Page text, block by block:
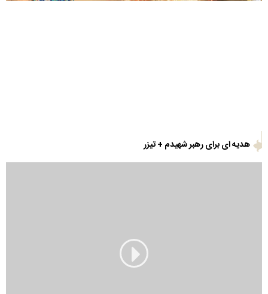
هدیه ای برای رهبر شهیدم + تیزر